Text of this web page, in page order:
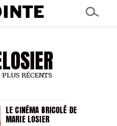
RÉCENTS
LE CINÉMA BRICOLÉ DE
MARIE LOSIER